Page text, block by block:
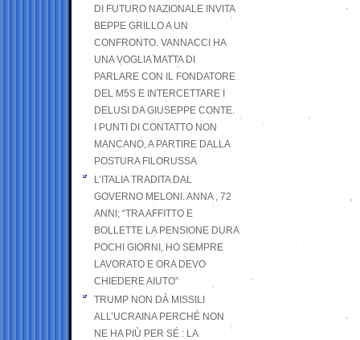
DI FUTURO NAZIONALE INVITA
BEPPE GRILLO A UN
CONFRONTO. VANNACCI HA
UNA VOGLIA MATTA DI
PARLARE CON IL FONDATORE
DEL M5S E INTERCETTARE I
DELUSI DA GIUSEPPE CONTE.
I PUNTI DI CONTATTO NON
MANCANO, A PARTIRE DALLA
POSTURA FILORUSSA
L’ITALIA TRADITA DAL
GOVERNO MELONI. ANNA , 72
ANNI; “TRA AFFITTO E
BOLLETTE LA PENSIONE DURA
POCHI GIORNI, HO SEMPRE
LAVORATO E ORA DEVO
CHIEDERE AIUTO”
TRUMP NON DÀ MISSILI
ALL’UCRAINA PERCHÉ NON
NE HA PIÙ PER SÉ : LA